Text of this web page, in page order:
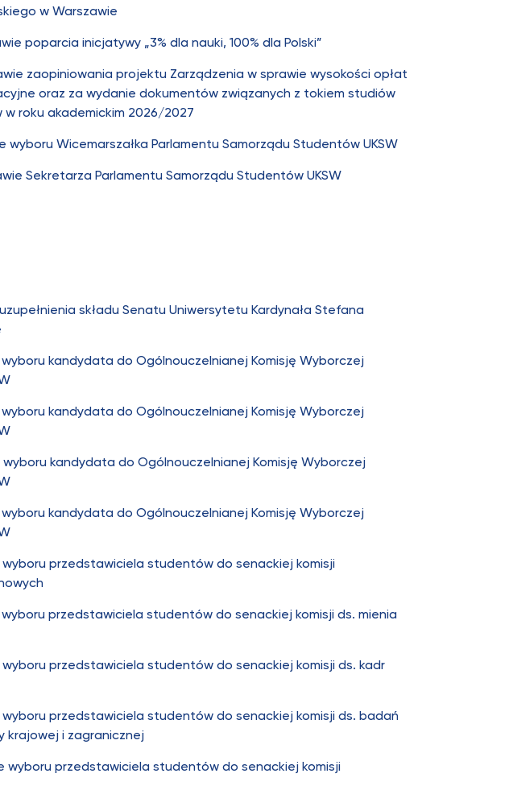
w Warszawie
poparcia inicjatywy „3% dla nauki, 100% dla Polski”
zaopiniowania projektu Zarządzenia w sprawie wysokości opłat
oraz za wydanie dokumentów związanych z tokiem studiów
roku akademickim 2026/2027
wyboru Wicemarszałka Parlamentu Samorządu Studentów UKSW
Sekretarza Parlamentu Samorządu Studentów UKSW
składu Senatu Uniwersytetu Kardynała Stefana
kandydata do Ogólnouczelnianej Komisję Wyborczej
kandydata do Ogólnouczelnianej Komisję Wyborczej
wyboru kandydata do Ogólnouczelnianej Komisję Wyborczej
kandydata do Ogólnouczelnianej Komisję Wyborczej
wyboru przedstawiciela studentów do senackiej komisji
przedstawiciela studentów do senackiej komisji ds. mienia
wyboru przedstawiciela studentów do senackiej komisji ds. kadr
wyboru przedstawiciela studentów do senackiej komisji ds. badań
krajowej i zagranicznej
wyboru przedstawiciela studentów do senackiej komisji